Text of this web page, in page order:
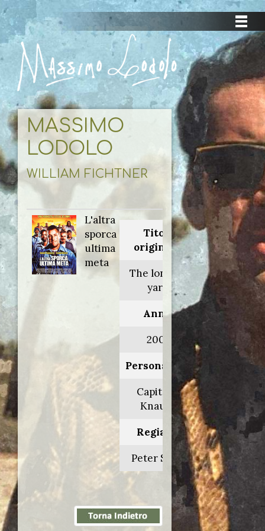
MASSIMO
LODOLO
WILLIAM FICHTNER
L'altra
sporca
ultima
meta
Titolo
originale:
The longest
yard
Anno:
2005
Personaggio:
Capitano
Knauer
Regia di:
Peter Segal